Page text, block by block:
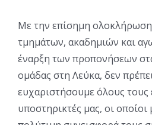
Με την επίσημη
τμημάτων, ακαδημιών και
έναρξη των προπονήσεων
ομάδας στη Λεύκα, δεν
ευχαριστήσουμε όλους τους
υποστηρικτές μας, οι οποίοι